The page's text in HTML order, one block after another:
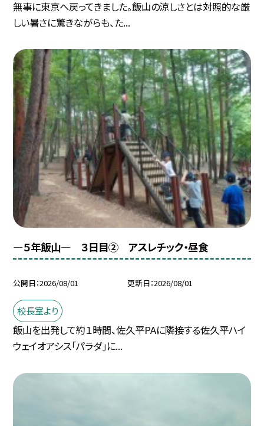
無事に東京へ戻ってきました。飯山の涼しさとは対照的な厳
しい暑さに驚きながらも、た...
―５年飯山― ３日目② アスレチック・昼食
公開日 2026/08/01 更新日 2026/08/01
校長室より
飯山を出発して約１時間、佐久平PAに隣接する佐久平ハイ
ウェイオアシス「パラダ」に...